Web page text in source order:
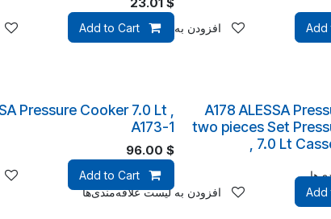
Add افزودن به لیست علاقه‌مندی‌ها
Add to Cart
A178 ALESSA
two pieces Set
7.0 Lt
Add افزودن به لیست علاقه‌مندی‌ها
Pressure Cooker 7.0 Lt ,
A173-1
$
96.00
Add to Cart